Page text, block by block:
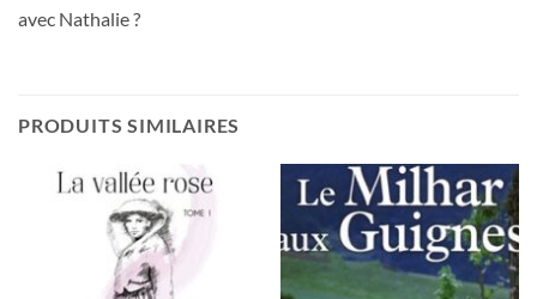
avec Nathalie ?
PRODUITS SIMILAIRES